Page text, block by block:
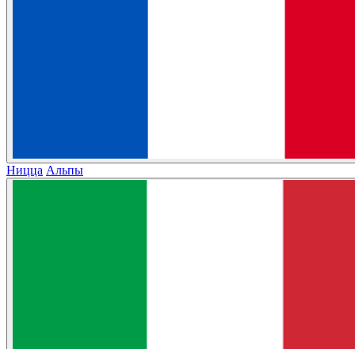
Ницца Альпы